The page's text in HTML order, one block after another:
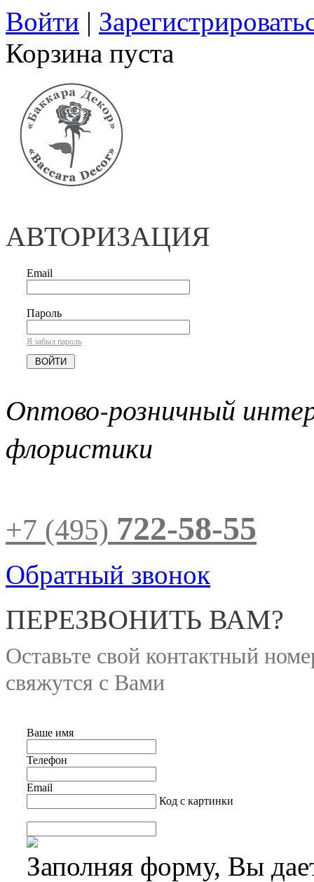
Войти |
Корзина пуста
АВТОРИЗАЦИЯ
Email
Пароль
Я забыл пароль
Оптово-розничный
флористики
+7 (495) 722-58-55
Обратный звонок
ПЕРЕЗВОНИТЬ ВАМ?
Оставьте свой контактный
свяжутся с Вами
Ваше имя
Телефон
Email
Код с картинки
Заполняя форму, Вы